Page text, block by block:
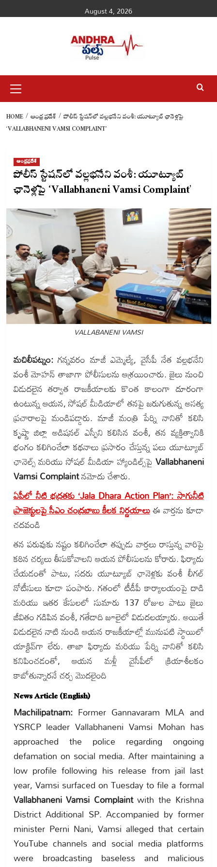
to
August 4, 2026
Menu
HOME ఆంధ్రప్రదేశ్
పోలీస్ స్టేషన్‌లో వల్లభనేని వంశీ: యూట్యూబ్ ఛానెళ్లపై
‘VALLABHANENI VAMSI COMPLAINT’
ఆంధ్రప్రదేశ్
పోలీస్ స్టేషన్‌లో వల్లభనేని వంశీ: యూట్యూబ్
ఛానెళ్లపై ‘Vallabhaneni Vamsi Complaint’
VALLABANENI VAMSI
మచిలీపట్నం:గన్నవరం మాజీ ఎమ్మెల్యే, వైసీపీ నేత వల్లభనేని
వంశీ మోహన్ తాజాగా పోలీసులను ఆశ్రయించారు. జైలు నుంచి
విడుదలైన తర్వాత రాజకీయాలకు కొంత కాలంగా దూరంగా
ఉంటున్న ఆయన, సోషల్ మీడియాలో తనపై జరుగుతున్న అసత్య
ప్రచారాలపై మండిపడ్డారు. మాజీ మంత్రి పేర్ని నానితో కలిసి
కృష్ణా జిల్లా అడిషనల్ ఎస్పీని కలిసిన వంశీ, తన వ్యక్తిత్వానికి
భంగం కలిగించేలా కథనాలు ప్రసారం చేస్తున్న పలు యూట్యూబ్
ఛానెల్స్ మరియు సోషల్ మీడియా హ్యాండిల్స్‌పై Vallabhaneni
Vamsi Complaintనమోదు చేశారు.
ఏపీలో నీటి భద్రతకు ‘Jala Dhara Action Plan’: సాగునీటి
ప్రాజెక్టులపై సీఎం చంద్రబాబు కీలక నిర్ణయాలుఈ వార్తను కూడా
చదవండి
తన పరువుకు నష్టం కలిగించేలా తప్పుడు వార్తలు రాస్తున్న వారిపై
కఠిన చర్యలు తీసుకోవాలని ఆయన పోలీసులను కోరారు. ఫిర్యాదు
చేయడంతో పాటు, సదరు యూట్యూబ్ ఛానెళ్లకు వంశీ లీగల్
నోటీసులు కూడా పంపారు. గతంలో టీడీపీ కార్యాలయంపై దాడి
మరియు ఇతర కేసులలో సుమారు 137 రోజుల పాటు జైలు
జీవితం గడిపిన వంశీ, గతేడాది జూలైలో విడుదలయ్యారు. అయితే
విడుదలైన నాటి నుండి ఆయన రాజకీయాల్లో మునుపటి స్థాయిలో
యాక్టివ్‌గా లేరు. తాజా ఫిర్యాదు మరియు పేర్ని నానితో కలిసి
కనిపించడంతో, ఆయన మళ్లీ వైసీపీలో క్రియాశీలకం
కాబోతున్నారనే చర్చ మొదలైంది
News Article (English)
Machilipatnam:Former Gannavaram MLA and
YSRCP leader Vallabhaneni Vamsi Mohan has
approached the police regarding ongoing
defamation on social media. After maintaining a
low profile following his release from jail last
year, Vamsi surfaced on Tuesday to file a formal
Vallabhaneni Vamsi Complaintwith the Krishna
District Additional SP. Accompanied by former
minister Perni Nani, Vamsi alleged that certain
YouTube channels and social media platforms
were broadcasting baseless and malicious